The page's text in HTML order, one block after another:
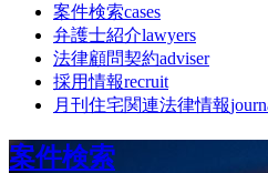
案件検索cases
弁護士紹介lawyers
法律顧問契約adviser
採用情報recruit
月刊住宅関連法律情報
案件検索